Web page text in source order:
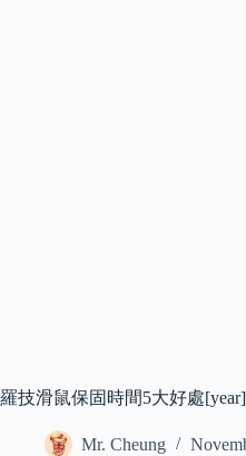
羅技滑鼠保固時間5大好處
Mr. Cheung